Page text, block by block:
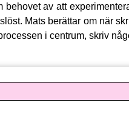
av att
Mats berättar om när
i centrum, skriv